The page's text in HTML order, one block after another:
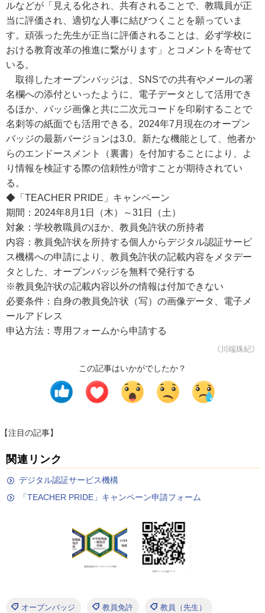
ルなどが「見える化され、共有されることで、教職員が正
当に評価され、適切な人事に結びつくことを願っていま
す。頑張った先生が正当に評価されることは、必ず学校に
おける教育改革の推進に繋がります」とコメントを寄せて
いる。
取得したオープンバッジは、SNSでの共有やメールの署
名欄への添付といったように、電子データとして活用でき
るほか、バッジ画像と共に二次元コードを印刷することで
名刺等の紙面でも活用できる。2024年7月現在のオープン
バッジの最新バージョンは3.0。新たな機能として、他者か
らのエンドースメント（裏書）を付加することにより、よ
り情報を検証する際の信頼性が増すことが期待されてい
る。
◆「TEACHER PRIDE」キャンペーン
期間：2024年8月1日（木）～31日（土）
対象：学校教職員のほか、教員免許状の所持者
内容：教員免許状を所持する個人からデジタル認証サービ
ス機構への申請により、教員免許状の記載内容をメタデー
タとした、オープンバッジを無料で発行する
※教員免許状の記載内容以外の情報は付加できない
必要条件：自身の教員免許状（写）の画像データ、電子メ
ールアドレス
申込方法：専用フォームから申請する
《川端珠紀》
この記事はいかがでしたか？
【注目の記事】
関連リンク
デジタル認証サービス機構
「TEACHER PRIDE」キャンペーン申請フォーム
オープンバッジ 教員免許 教員（先生）